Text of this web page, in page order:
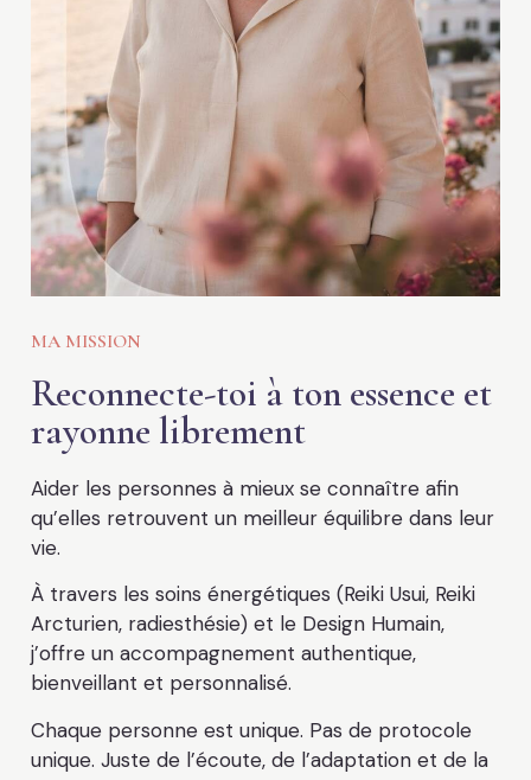
MA MISSION
Reconnecte-toi à ton essence et
rayonne librement
Aider les personnes à mieux se connaître afin
qu’elles retrouvent un meilleur équilibre dans leur
vie.
À travers les soins énergétiques (Reiki Usui, Reiki
Arcturien, radiesthésie) et le Design Humain,
j’offre un accompagnement authentique,
bienveillant et personnalisé.
Chaque personne est unique. Pas de protocole
unique. Juste de l’écoute, de l’adaptation et de la